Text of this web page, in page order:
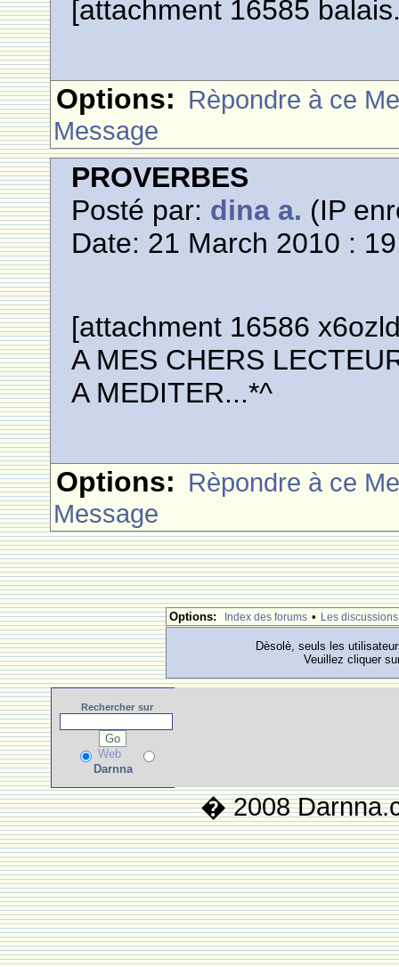
[attachment 16585
Options: Rèpondre à ce
Message
PROVERBES
Posté par: dina a. (IP
Date: 21 March 2010 :
[attachment 16586
A MES CHERS
A MEDITER...*^
Options: Rèpondre à ce
Message
Options: Index des forums • Les discussions
Dèsolè, seuls les
Veuillez cliquer
Rechercher sur
Web
Darnna
� 2008